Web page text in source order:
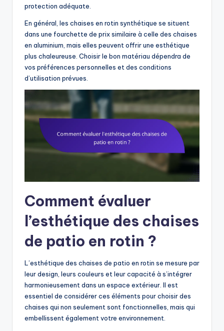
protection adéquate.
En général, les chaises en rotin synthétique se situent
dans une fourchette de prix similaire à celle des chaises
en aluminium, mais elles peuvent offrir une esthétique
plus chaleureuse. Choisir le bon matériau dépendra de
vos préférences personnelles et des conditions
d’utilisation prévues.
Comment évaluer
l’esthétique des chaises
de patio en rotin ?
L’esthétique des chaises de patio en rotin se mesure par
leur design, leurs couleurs et leur capacité à s’intégrer
harmonieusement dans un espace extérieur. Il est
essentiel de considérer ces éléments pour choisir des
chaises qui non seulement sont fonctionnelles, mais qui
embellissent également votre environnement.